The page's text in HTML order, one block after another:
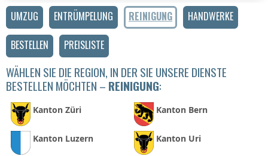
UMZUG ENTRÜMPELUNG REINIGUNG
HANDWERKE
BESTELLEN
PREISLISTE
WÄHLEN SIE DIE REGION, IN DER SIE UNSERE DIENSTE
BESTELLEN MÖCHTEN – REINIGUNG:
Kanton Züri Kanton Bern
Kanton Luzern Kanton Uri